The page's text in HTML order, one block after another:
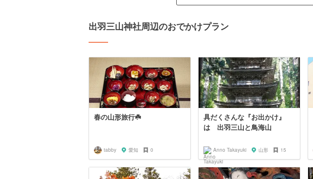
出羽三山神社周辺のおでかけプラン
春の山形旅行☘️
tabby 愛知 0
具だくさんな『お出かけ』
は 出羽三山と鳥海山
Anno Takayuki 山形 15